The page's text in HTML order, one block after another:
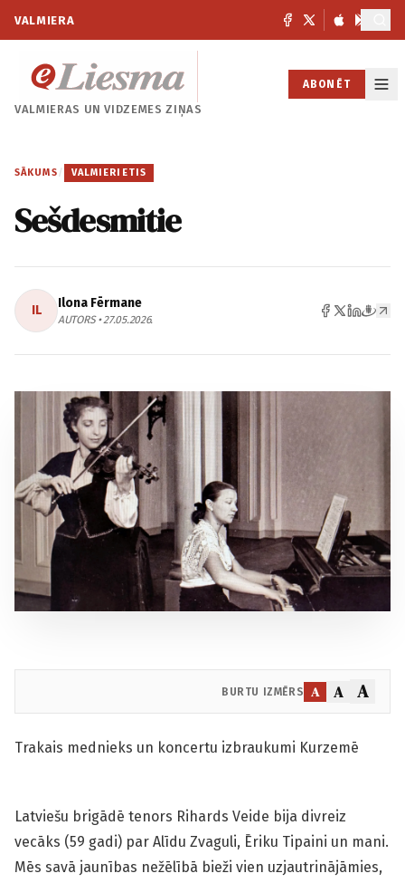
VALMIERA
VALMIERAS UNVIDZEMES ZIŅAS
ABONĒT
SĀKUMS / VALMIERIETIS
Sešdesmitie
IL Ilona Fērmane
AUTORS • 27.05.2026.
BURTU IZMĒRS A A A
Trakais mednieks un koncertu izbraukumi Kurzemē
Latviešu brigādē tenors Rihards Veide bija divreiz
vecāks (59 gadi) par Alīdu Zvaguli, Ēriku Tipaini un mani.
Mēs savā jaunības nežēlībā bieži vien uzjautrinājāmies,